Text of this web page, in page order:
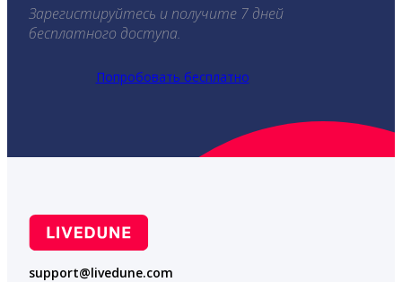
Зарегистируйтесь и получите 7 дней
бесплатного доступа.
Попробовать бесплатно
support@livedune.com